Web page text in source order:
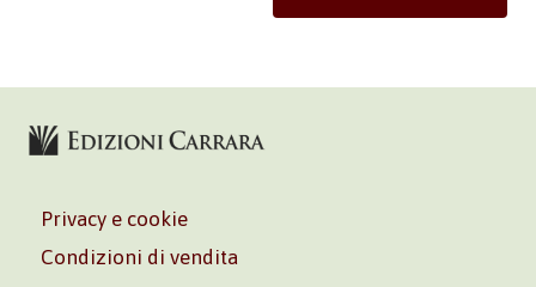
Privacy e cookie
Condizioni di vendita